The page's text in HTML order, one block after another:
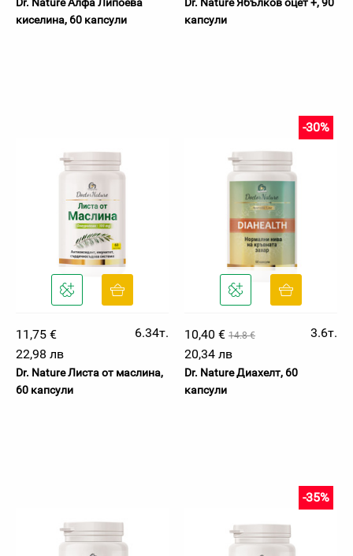
киселина, 60 капсули
капсули
11,75 €
6.34т.
22,98 лв
Dr. Nature Листа от маслина,
60 капсули
10,40 € 14.8 €
-30%
3.6т.
20,34 лв
Dr. Nature Диахелт, 60
капсули
-35%